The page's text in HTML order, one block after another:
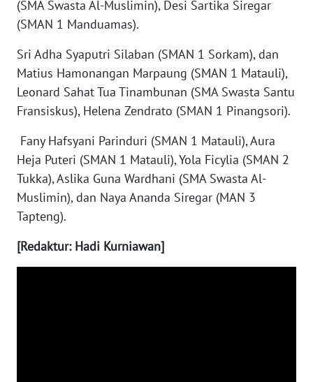
(SMA Swasta Al-Muslimin), Desi Sartika Siregar
(SMAN 1 Manduamas).
Sri Adha Syaputri Silaban (SMAN 1 Sorkam), dan
Matius Hamonangan Marpaung (SMAN 1 Matauli),
Leonard Sahat Tua Tinambunan (SMA Swasta Santu
Fransiskus), Helena Zendrato (SMAN 1 Pinangsori).
Fany Hafsyani Parinduri (SMAN 1 Matauli), Aura
Heja Puteri (SMAN 1 Matauli), Yola Ficylia (SMAN 2
Tukka), Aslika Guna Wardhani (SMA Swasta Al-
Muslimin), dan Naya Ananda Siregar (MAN 3
Tapteng).
[Redaktur: Hadi Kurniawan]
WN
KALSEL
WN
KALTIM
WN
SULSEL
GORONTALO